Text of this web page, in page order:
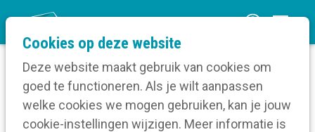
Cookies op deze website
Deze website maakt gebruik van cookies om
goed te functioneren. Als je wilt aanpassen
welke cookies we mogen gebruiken, kan je jouw
cookie-instellingen wijzigen. Meer informatie is
n
m
Home
Verruim je kennis
Communicatiebeleid